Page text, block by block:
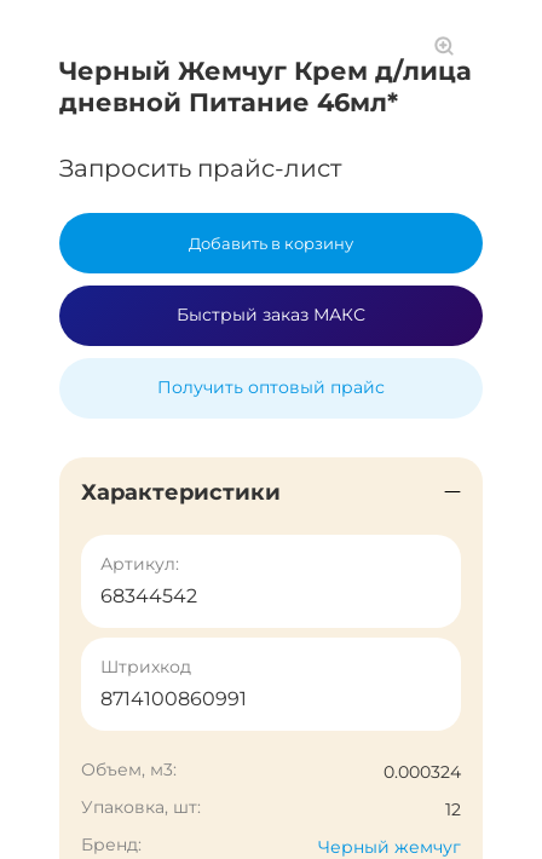
Черный Жемчуг Крем д/лица
дневной Питание 46мл*
Запросить прайс-лист
Добавить в корзину
Быстрый заказ МАКС
Получить оптовый прайс
Характеристики
Артикул:
68344542
Штрихкод
8714100860991
Объем, м3:
0.000324
Упаковка, шт:
12
Бренд:
Черный жемчуг